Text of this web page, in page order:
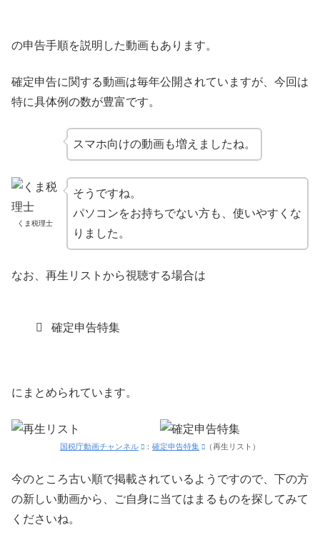
の申告手順を説明した動画もあります。
確定申告に関する動画は毎年公開されていますが、今回は
特に具体例の数が豊富です。
スマホ向けの動画も増えましたね。
くま税理士
そうですね。
パソコンをお持ちでない方も、使いやすくな
りました。
なお、再生リストから視聴する場合は
確定申告特集
にまとめられています。
国税庁動画チャンネル ： 確定申告特集 （再生リスト）
今のところ古い順で掲載されているようですので、下の方
の新しい動画から、ご自身に当てはまるものを探してみて
くださいね。